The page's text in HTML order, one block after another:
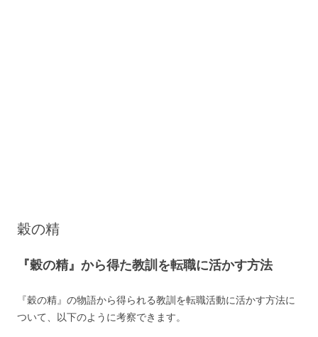
穀の精
『穀の精』から得た教訓を転職に活かす方法
『穀の精』の物語から得られる教訓を転職活動に活かす方法に
ついて、以下のように考察できます。